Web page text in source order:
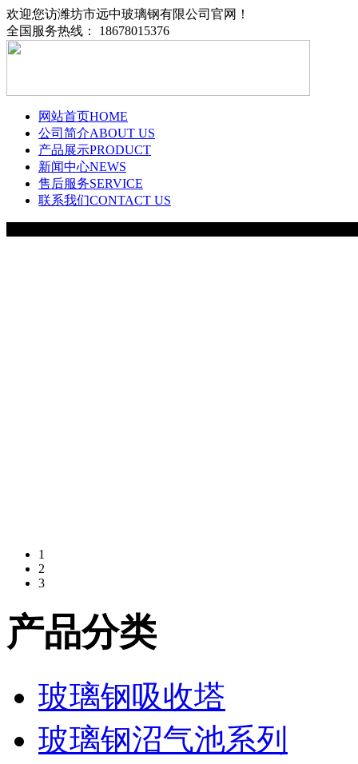
欢迎您访潍坊市远中玻璃钢有限公司官网！
全国服务热线： 18678015376
网站首页HOME
公司简介ABOUT US
产品展示PRODUCT
新闻中心NEWS
售后服务SERVICE
联系我们CONTACT US
1
2
3
产品分类
玻璃钢吸收塔
玻璃钢沼气池系列